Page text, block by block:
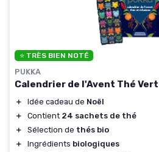
⭐ TRÈS BIEN NOTÉ
PUKKA
Calendrier de l'Avent Thé
＋ Idée cadeau de Noël
＋
Contient 24 sachets de thé
＋
Sélection de thés bio
＋
Ingrédients biologiques